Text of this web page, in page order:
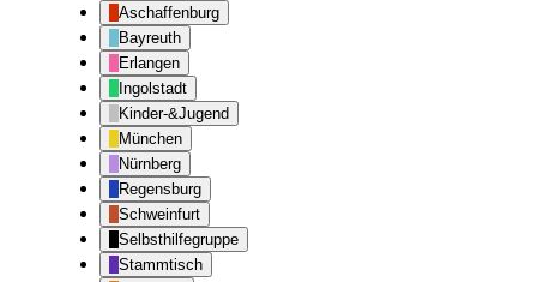
Aschaffenburg
Bayreuth
Erlangen
Ingolstadt
Kinder-&Jugend
München
Nürnberg
Regensburg
Schweinfurt
Selbsthilfegruppe
Stammtisch